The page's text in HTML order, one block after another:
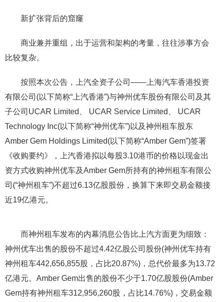
新扩张背后的窟窿
商业兼并重组，出于运营和架构的考量，往往涉事方会
比较复杂。
按照本次公告，上汽全资子公司——上海汽车香港投资
有限公司(以下简称“上汽香港”)与神州优车股份有限公司及其
子公司UCAR Limited、 UCAR Service Limited、 UCAR
Technology Inc(以下简称“神州优车”)以及神州租车股东
Amber Gem Holdings Limited(以下简称“Amber Gem”)签署
《收购要约》，上汽香港拟以每股3.10港币的价格以现金出
资方式收购神州优车及Amber Gem所持有的神州租车有限公
司(“神州租车”)不超过6.13亿股股份，换算下来即交易金额接
近19亿港元。
而神州租车发布的内幕消息公告比上汽方面更为细致：
神州优车出售的股份不超过4.42亿股公司股份(神州优车持有
神州租车442,656,855股，占比20.87%)，总代价最多为13.72
亿港元。Amber Gem出售的股份不少于1.70亿股股份(Amber
Gem持有神州租车312,956,260股，占比14.76%)，交易金额